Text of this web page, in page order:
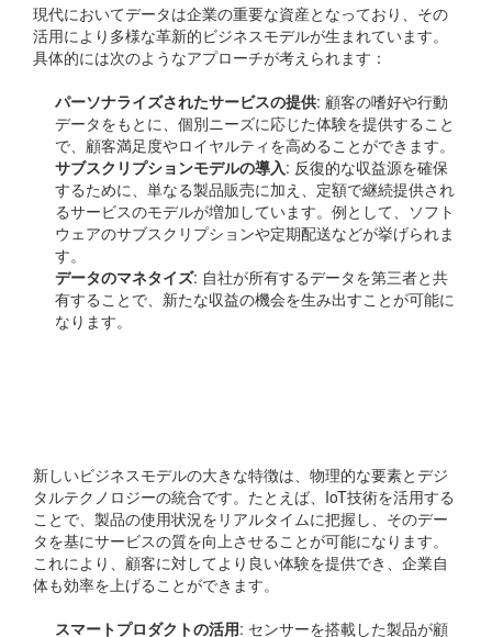
現代においてデータは企業の重要な資産となっており、その
活用により多様な革新的ビジネスモデルが生まれています。
具体的には次のようなアプローチが考えられます：
パーソナライズされたサービスの提供: 顧客の嗜好や行動
データをもとに、個別ニーズに応じた体験を提供すること
で、顧客満足度やロイヤルティを高めることができます。
サブスクリプションモデルの導入: 反復的な収益源を確保
するために、単なる製品販売に加え、定額で継続提供され
るサービスのモデルが増加しています。例として、ソフト
ウェアのサブスクリプションや定期配送などが挙げられま
す。
データのマネタイズ: 自社が所有するデータを第三者と共
有することで、新たな収益の機会を生み出すことが可能に
なります。
新しいビジネスモデルの大きな特徴は、物理的な要素とデジ
タルテクノロジーの統合です。たとえば、IoT技術を活用する
ことで、製品の使用状況をリアルタイムに把握し、そのデー
タを基にサービスの質を向上させることが可能になります。
これにより、顧客に対してより良い体験を提供でき、企業自
体も効率を上げることができます。
スマートプロダクトの活用: センサーを搭載した製品が顧